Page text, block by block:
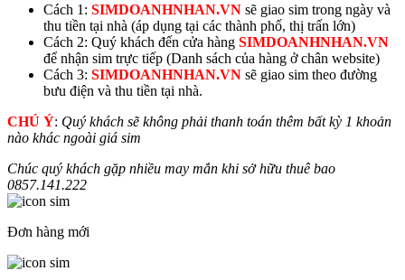
Cách 1: SIMDOANHNHAN.VN sẽ giao sim trong ngày và
thu tiền tại nhà (áp dụng tại các thành phố, thị trấn lớn)
Cách 2: Quý khách đến cửa hàng SIMDOANHNHAN.VN
để nhận sim trực tiếp (Danh sách của hàng ở chân website)
Cách 3: SIMDOANHNHAN.VN sẽ giao sim theo đường
bưu điện và thu tiền tại nhà.
CHÚ Ý: Quý khách sẽ không phải thanh toán thêm bất kỳ 1 khoản
nào khác ngoài giá sim
Chúc quý khách gặp nhiều may mắn khi sở hữu thuê bao
0857.141.222
Đơn hàng mới